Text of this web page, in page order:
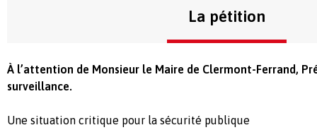
La pétition
À l’attention de Monsieur le Maire de Clermont-Ferrand,
surveillance.
Une situation critique pour la sécurité publique